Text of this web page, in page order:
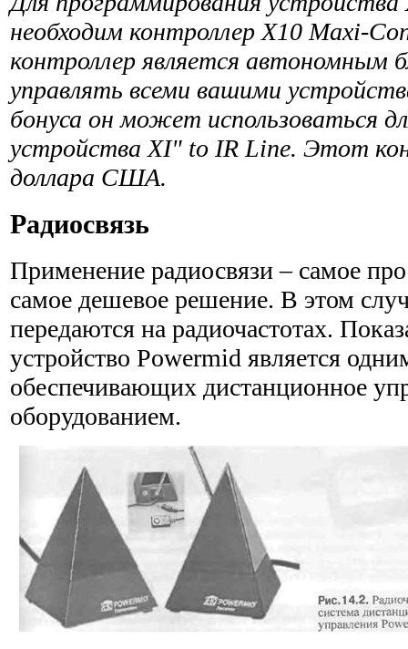
необходим контроллер Х10 Maxi-
контроллер является автономным
управлять всеми вашими
бонуса он может использоваться
устройства XI" to IR Line. Этот
доллара США.
Радиосвязь
Применение радиосвязи – самое
самое дешевое решение. В этом
передаются на радиочастотах.
устройство Powermid является
обеспечивающих дистанционное
оборудованием.